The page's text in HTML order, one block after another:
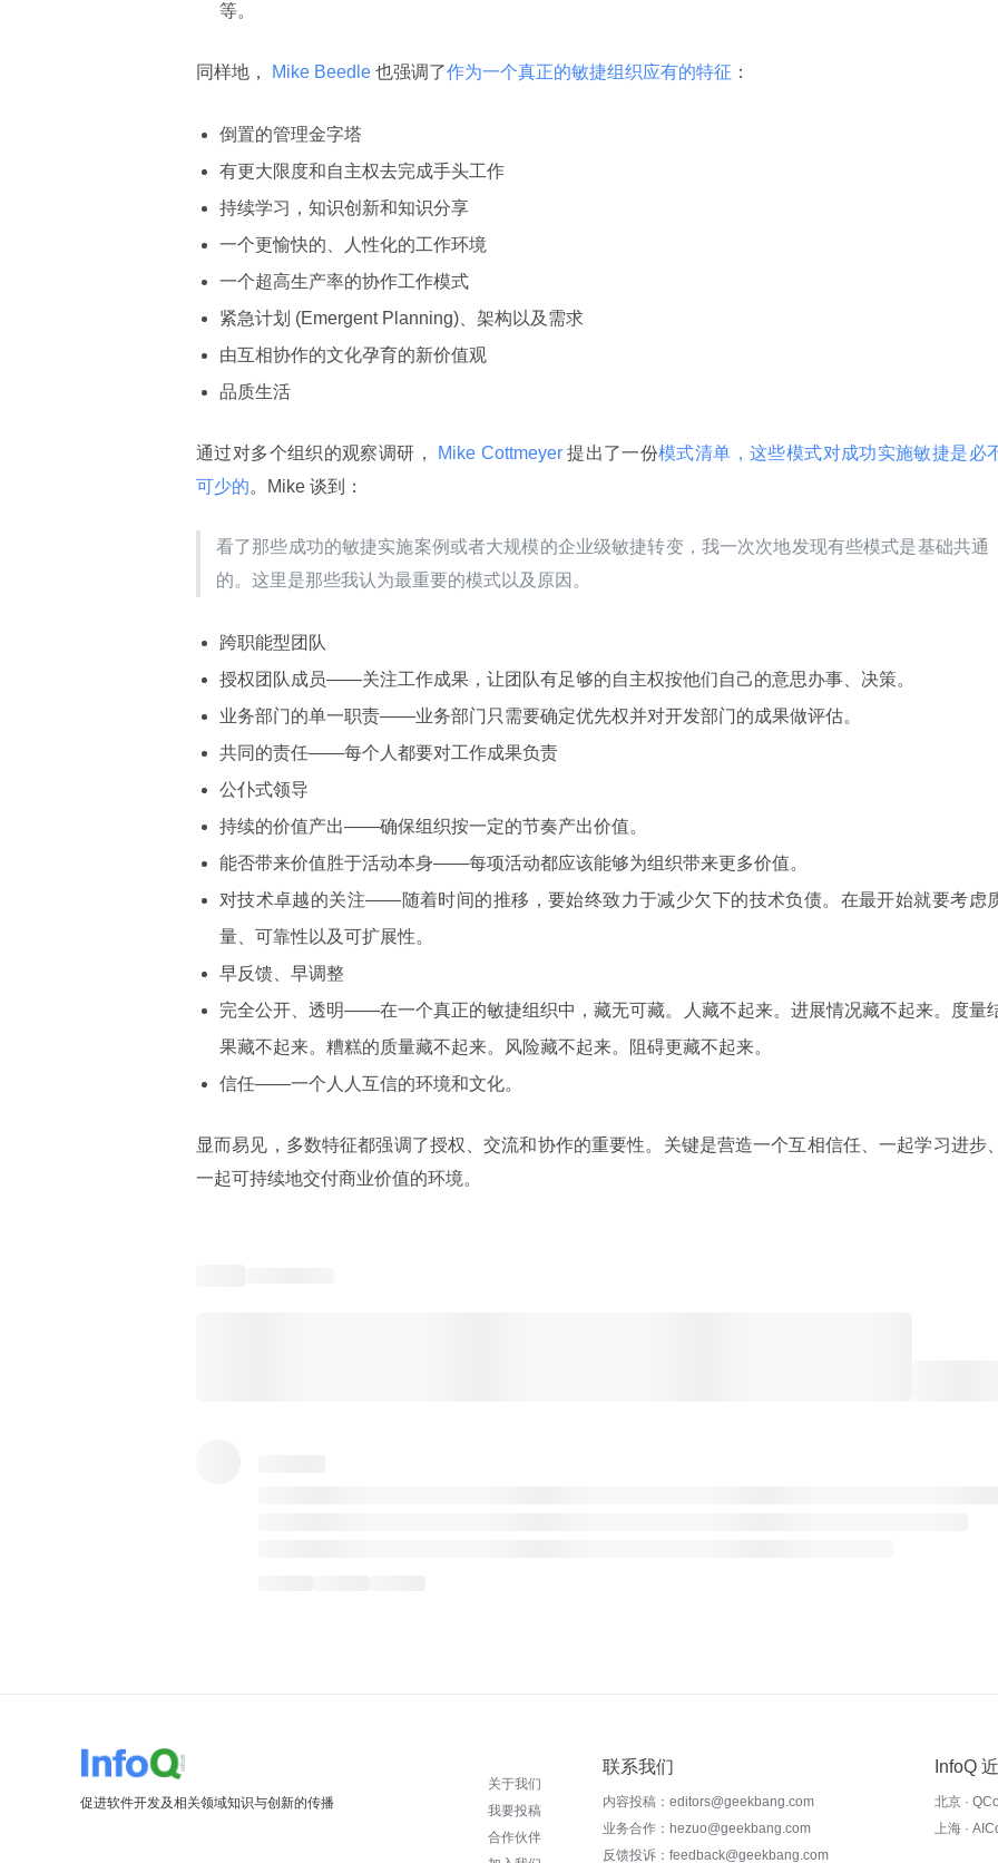
等。
同样地， Mike Beedle 也强调了作为一个真正的敏捷组织应有的特征 ：
倒置的管理金字塔
有更大限度和自主权去完成手头工作
持续学习，知识创新和知识分享
一个更愉快的、人性化的工作环境
一个超高生产率的协作工作模式
紧急计划 (Emergent Planning)、架构以及需求
由互相协作的文化孕育的新价值观
品质生活
通过对多个组织的观察调研， Mike Cottmeyer 提出了一份模式清单，这些模式对成功实施敏捷是必
可少的。Mike 谈到：
看了那些成功的敏捷实施案例或者大规模的企业级敏捷转变，我一次次地发现有些模式是基础共通
的。这里是那些我认为最重要的模式以及原因。
跨职能型团队
授权团队成员——关注工作成果，让团队有足够的自主权按他们自己的意思办事、决策。
业务部门的单一职责——业务部门只需要确定优先权并对开发部门的成果做评估。
共同的责任——每个人都要对工作成果负责
公仆式领导
持续的价值产出——确保组织按一定的节奏产出价值。
能否带来价值胜于活动本身——每项活动都应该能够为组织带来更多价值。
对技术卓越的关注——随着时间的推移，要始终致力于减少欠下的技术负债。在最开始就要考虑
量、可靠性以及可扩展性。
早反馈、早调整
完全公开、透明——在一个真正的敏捷组织中，藏无可藏。人藏不起来。进展情况藏不起来。度量
果藏不起来。糟糕的质量藏不起来。风险藏不起来。阻碍更藏不起来。
信任——一个人人互信的环境和文化。
显而易见，多数特征都强调了授权、交流和协作的重要性。关键是营造一个互相信任、一起学习进步
一起可持续地交付商业价值的环境。
促进软件开发及相关领域知识与创新的传播
关于我们
我要投稿
合作伙伴
联系我们
内容投稿：editors@geekbang.com
业务合作：hezuo@geekbang.com
反馈投诉：feedback@geekbang.com
InfoQ
北京 ·
上海 ·